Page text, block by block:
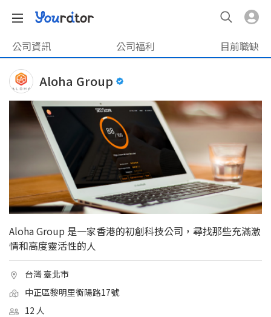
公司資訊 公司福利 目前職缺
Aloha Group
Aloha Group 是一家香港的初創科技公司，尋找那些充滿激
情和高度靈活性的人
台灣 臺北市
中正區黎明里衡陽路17號
12 人